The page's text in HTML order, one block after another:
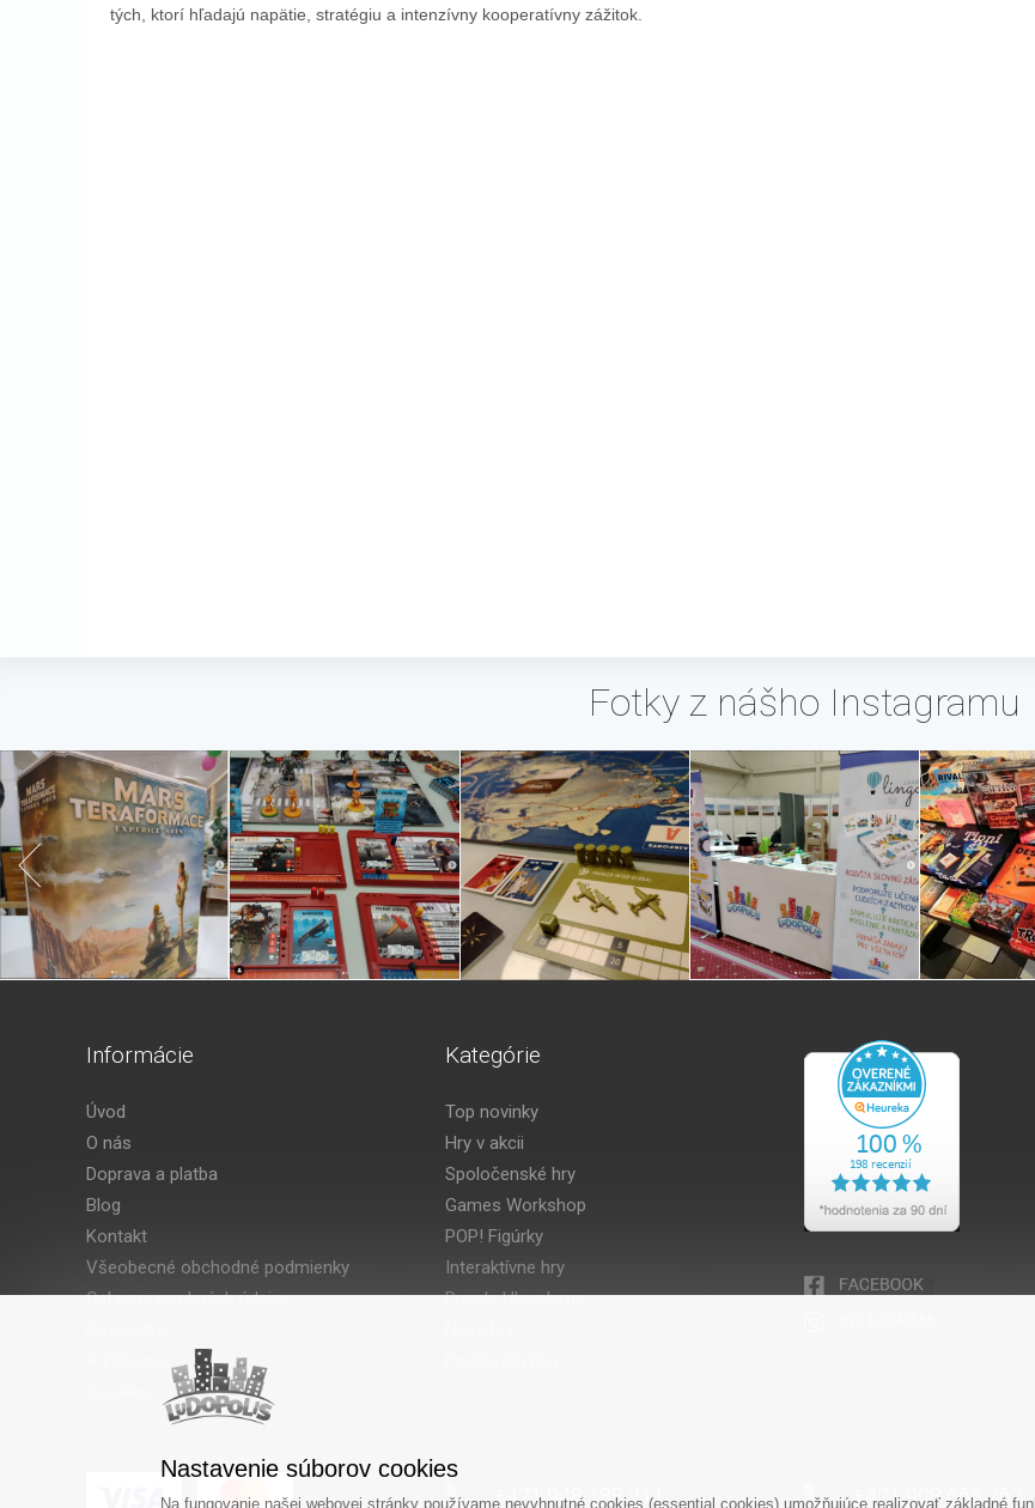
tých, ktorí hľadajú napätie, stratégiu a intenzívny kooperatívny zážitok.
Fotky z nášho Instagramu
Informácie
Úvod
O nás
Doprava a platba
Blog
Kontakt
Všeobecné obchodné podmienky
Ochrana osobných údajov
Kategórie
Top novinky
Hry v akcii
Spoločenské hry
Games Workshop
POP! Figúrky
Interaktívne hry
Puzzle Hlavolamy
‎+421 948 188 211 +421 908 666 767
Nastavenie súborov cookies
Na fungovanie našej webovej stránky používame nevyhnutné cookies (essential cookies) umožňujúce realizovať základné